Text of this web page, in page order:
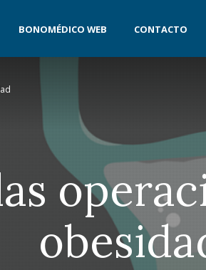
BONOMÉDICO WEB CONTACTO